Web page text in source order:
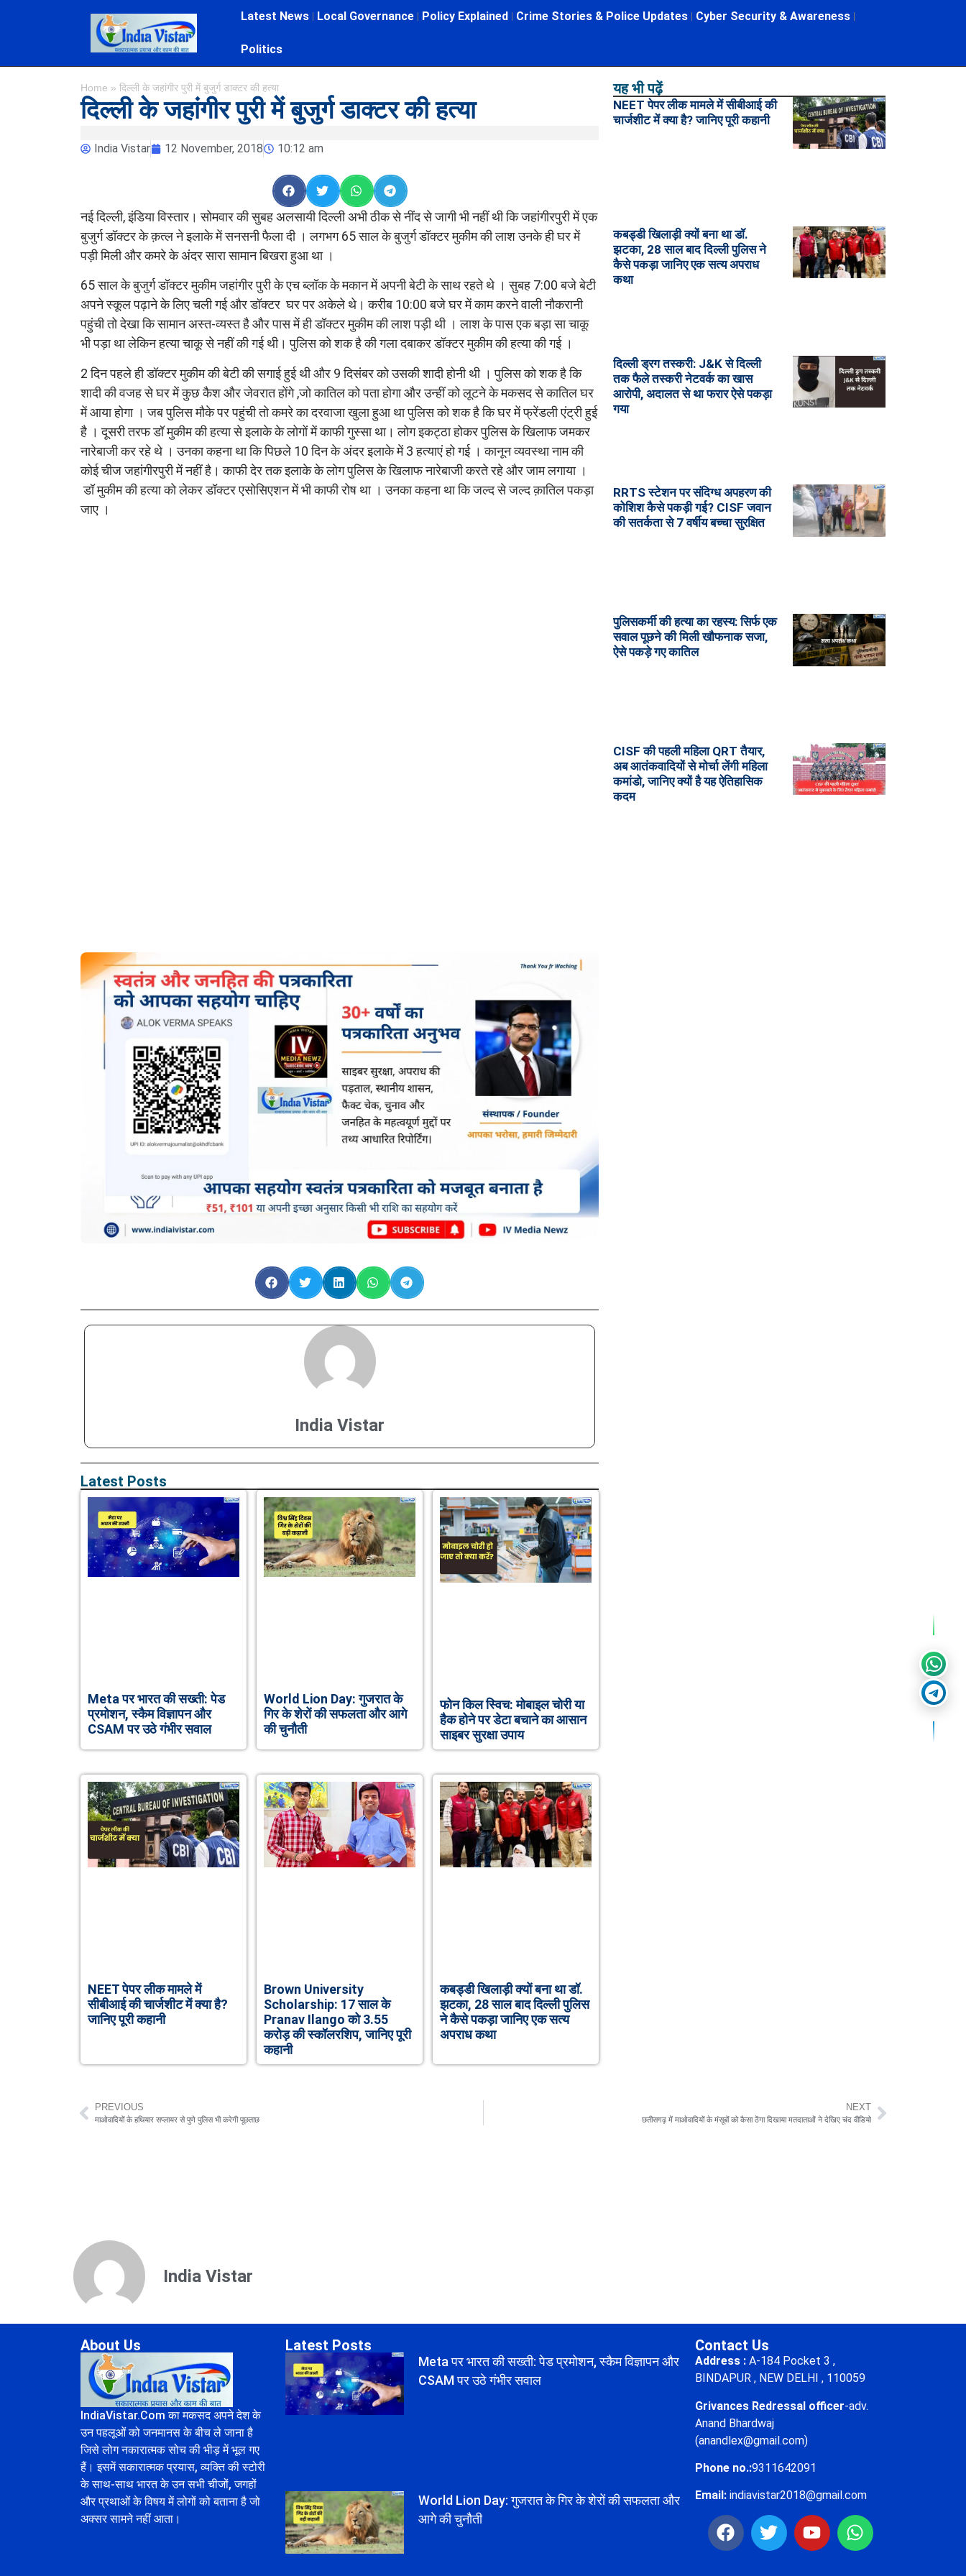
Latest News Local Governance Policy Explained Crime Stories & Police Updates Cyber Security & Awareness
Politics
Home » दिल्ली के जहांगीर पुरी में बुजुर्ग डाक्टर की हत्या
दिल्ली के जहांगीर पुरी में बुजुर्ग डाक्टर की हत्या
India Vistar 12 November, 2018 10:12 am
नई दिल्ली, इंडिया विस्तार। सोमवार की सुबह अलसायी दिल्ली अभी ठीक से नींद से जागी भी नहीं थी कि जहांगीरपुरी में एक
बुजुर्ग डॉक्टर के क़त्ल ने इलाके में सनसनी फैला दी । लगभग 65 साल के बुजुर्ग डॉक्टर मुकीम की लाश उनके ही घर में
पड़ी मिली और कमरे के अंदर सारा सामान बिखरा हुआ था ।
65 साल के बुजुर्ग डॉक्टर मुकीम जहांगीर पुरी के एच ब्लॉक के मकान में अपनी बेटी के साथ रहते थे । सुबह 7:00 बजे बेटी
अपने स्कूल पढ़ाने के लिए चली गई और डॉक्टर घर पर अकेले थे। करीब 10:00 बजे घर में काम करने वाली नौकरानी
पहुंची तो देखा कि सामान अस्त-व्यस्त है और पास में ही डॉक्टर मुकीम की लाश पड़ी थी । लाश के पास एक बड़ा सा चाकू
भी पड़ा था लेकिन हत्या चाकू से नहीं की गई थी। पुलिस को शक है की गला दबाकर डॉक्टर मुकीम की हत्या की गई ।
2 दिन पहले ही डॉक्टर मुकीम की बेटी की सगाई हुई थी और 9 दिसंबर को उसकी शादी होनी थी । पुलिस को शक है कि
शादी की वजह से घर में कुछ कैश और जेवरात होंगे ,जो कातिल को पता होगा और उन्हीं को लूटने के मकसद से कातिल घर
में आया होगा । जब पुलिस मौके पर पहुंची तो कमरे का दरवाजा खुला हुआ था पुलिस को शक है कि घर में फ्रेंडली एंट्री हुई
है । दूसरी तरफ डॉ मुकीम की हत्या से इलाके के लोगों में काफी गुस्सा था। लोग इकट्ठा होकर पुलिस के खिलाफ जमकर
नारेबाजी कर रहे थे । उनका कहना था कि पिछले 10 दिन के अंदर इलाके में 3 हत्याएं हो गई । कानून व्यवस्था नाम की
कोई चीज जहांगीरपुरी में नहीं है। काफी देर तक इलाके के लोग पुलिस के खिलाफ नारेबाजी करते रहे और जाम लगाया ।
डॉ मुकीम की हत्या को लेकर डॉक्टर एसोसिएशन में भी काफी रोष था । उनका कहना था कि जल्द से जल्द क़ातिल पकड़ा
जाए ।
India Vistar
Latest Posts
Meta पर भारत की सख्ती: पेड
प्रमोशन, स्कैम विज्ञापन और
CSAM पर उठे गंभीर सवाल
World Lion Day: गुजरात के
गिर के शेरों की सफलता और आगे
की चुनौती
फोन किल स्विच: मोबाइल चोरी या
हैक होने पर डेटा बचाने का आसान
साइबर सुरक्षा उपाय
NEET पेपर लीक मामले में
सीबीआई की चार्जशीट में क्या है?
जानिए पूरी कहानी
Brown University
Scholarship: 17 साल के
Pranav Ilango को 3.55
करोड़ की स्कॉलरशिप, जानिए पूरी
कहानी
कबड्डी खिलाड़ी क्यों बना था डॉ.
झटका, 28 साल बाद दिल्ली पुलिस
ने कैसे पकड़ा जानिए एक सत्य
अपराध कथा
यह भी पढ़ें
NEET पेपर लीक मामले में सीबीआई की
चार्जशीट में क्या है? जानिए पूरी कहानी
कबड्डी खिलाड़ी क्यों बना था डॉ.
झटका, 28 साल बाद दिल्ली पुलिस ने
कैसे पकड़ा जानिए एक सत्य अपराध
कथा
दिल्ली ड्रग तस्करी: J&K से दिल्ली
तक फैले तस्करी नेटवर्क का खास
आरोपी, अदालत से था फरार ऐसे पकड़ा
गया
RRTS स्टेशन पर संदिग्ध अपहरण की
कोशिश कैसे पकड़ी गई? CISF जवान
की सतर्कता से 7 वर्षीय बच्चा सुरक्षित
पुलिसकर्मी की हत्या का रहस्य: सिर्फ एक
सवाल पूछने की मिली खौफनाक सजा,
ऐसे पकड़े गए कातिल
CISF की पहली महिला QRT तैयार,
अब आतंकवादियों से मोर्चा लेंगी महिला
कमांडो, जानिए क्यों है यह ऐतिहासिक
कदम
PREVIOUS
माओवादियों के हथियार सप्लायर से पुणे पुलिस भी करेगी पूछताछ
NEXT
छतीसगढ़ में माओवादियों के मंसूबों को कैसा ठेंगा दिखाया मतदाताओं ने देखिए चंद वीडियो
India Vistar
About Us
IndiaVistar.Com का मकसद अपने देश के
उन पहलूओं को जनमानस के बीच ले जाना है
जिसे लोग नकारात्मक सोच की भीड़ में भूल गए
हैं। इसमें सकारात्मक प्रयास, व्यक्ति की स्टोरी
के साथ-साथ भारत के उन सभी चीजों, जगहों
और प्रथाओं के विषय में लोगों को बताना है जो
अक्सर सामने नहीं आता।
Latest Posts
Meta पर भारत की सख्ती: पेड प्रमोशन, स्कैम विज्ञापन और
CSAM पर उठे गंभीर सवाल
World Lion Day: गुजरात के गिर के शेरों की सफलता और
आगे की चुनौती
Contact Us
Address : A-184 Pocket 3 ,
BINDAPUR , NEW DELHI , 110059
Grivances Redressal officer-adv.
Anand Bhardwaj
(anandlex@gmail.com)
Phone no.:9311642091
Email: indiavistar2018@gmail.com